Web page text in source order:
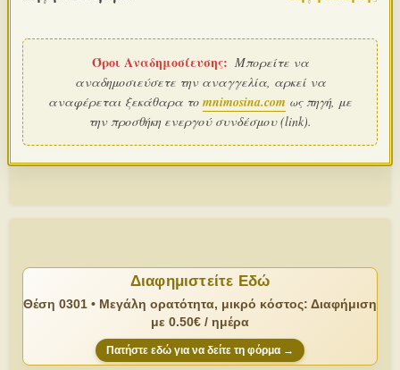
Όροι Αναδημοσίευσης: Μπορείτε να
αναδημοσιεύσετε την αναγγελία, αρκεί να
αναφέρεται ξεκάθαρα το mnimosina.com ως πηγή, με
την προσθήκη ενεργού συνδέσμου (link).
Διαφημιστείτε Εδώ
Θέση 0301 • Μεγάλη ορατότητα, μικρό κόστος: Διαφήμιση
με 0.50€ / ημέρα
Πατήστε εδώ για να δείτε τη φόρμα →